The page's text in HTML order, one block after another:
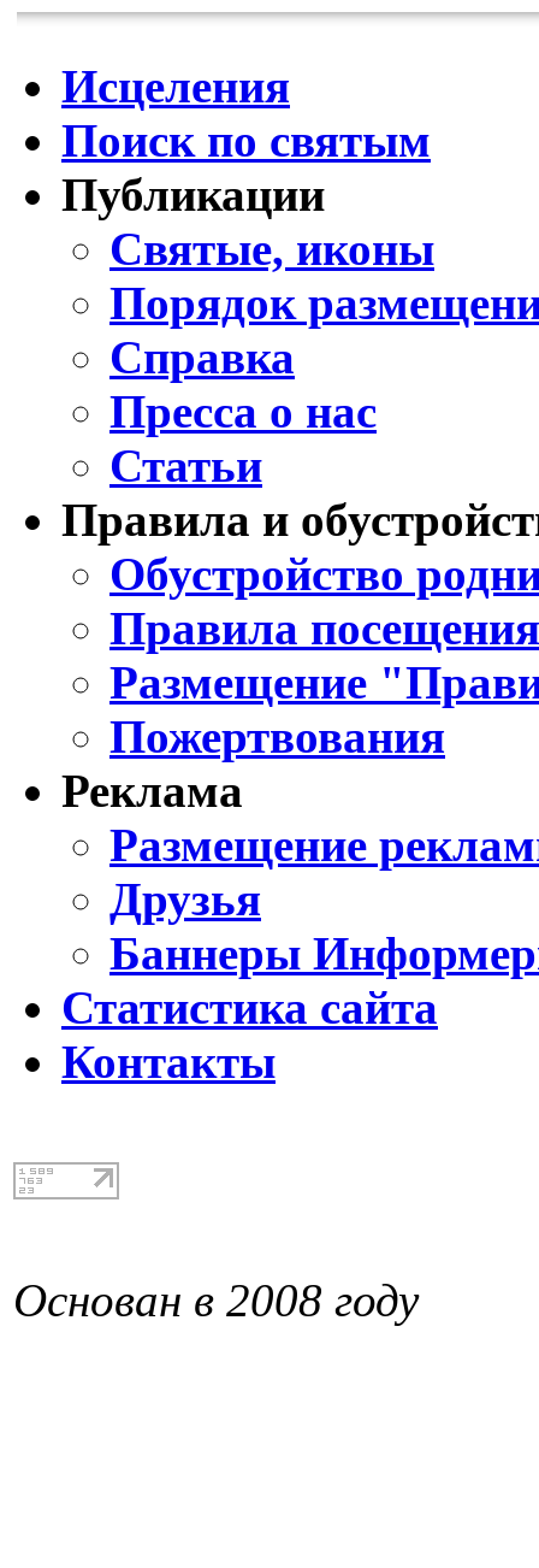
Исцеления
Поиск по святым
Публикации
Святые, иконы
Порядок
Справка
Пресса о нас
Статьи
Правила и
Обустройство
Правила
Размещение
Пожертвования
Реклама
Размещение
Друзья
Баннеры
Статистика сайта
Контакты
Основан в 2008 году